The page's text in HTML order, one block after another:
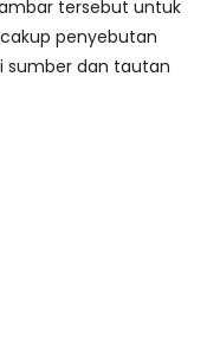
tersebut untuk
penyebutan
sumber dan tautan